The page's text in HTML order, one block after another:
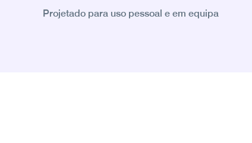
Projetado para uso pessoal e em equipa